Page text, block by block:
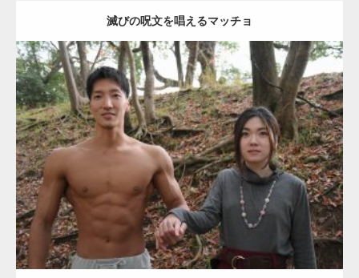
滅びの呪文を唱えるマッチョ
Update:2021.07.8
Category:公園のマッチョ その他 AKIHITO(細マッチョ) 大胸筋 腹筋
ダウンロード
【TV】TBS番組「ひるおび」にてマッスルプ
ラスが紹介されま…
TOKYO FMラジオ番組「ONE MORNING」
で紹介さ…
NHK「所さん！事件ですよ」に取材されまし
た（6/8放送）